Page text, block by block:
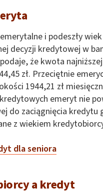
i podeszły
decyzji kredytowej w
że kwota
zł. Przeciętnie
1944,21 zł
emeryt nie
do zaciągnięcia
z wiekiem
dla seniora
a kredyt